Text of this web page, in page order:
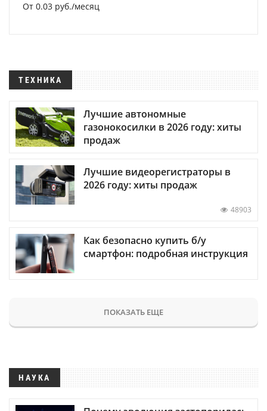
От 0.03 руб./месяц
ТЕХНИКА
Лучшие автономные
газонокосилки в 2026 году: хиты
продаж
Лучшие видеорегистраторы в
2026 году: хиты продаж
48903
Как безопасно купить б/у
смартфон: подробная инструкция
ПОКАЗАТЬ ЕЩЕ
НАУКА